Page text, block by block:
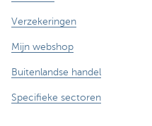
Verzekeringen
Mijn webshop
Buitenlandse handel
Specifieke sectoren